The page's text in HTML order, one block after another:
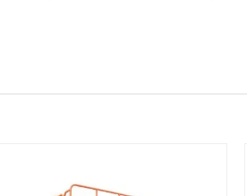
стоимость поставки и
проверка товара перед отправкой